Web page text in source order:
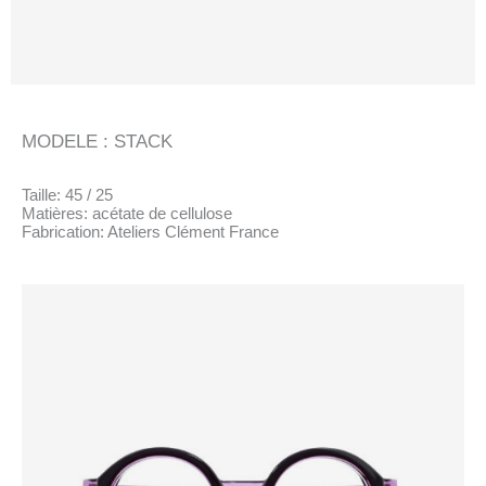
MODELE : STACK
Taille: 45 / 25
Matières: acétate de cellulose
Fabrication: Ateliers Clément France